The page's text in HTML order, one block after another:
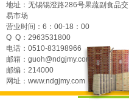
地址：无锡锡澄路286号果蔬副食品交
易市场
营业时间：6：00-18：00
Q Q：2963531800
电话：0510-83198966
邮箱：guoh@ndgjmy.com
邮编：214000
网址：www.ndgjmy.com